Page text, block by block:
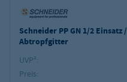
Schneider PP GN 1/2 Einsatz /
Abtropfgitter
UVP²:
Preis: